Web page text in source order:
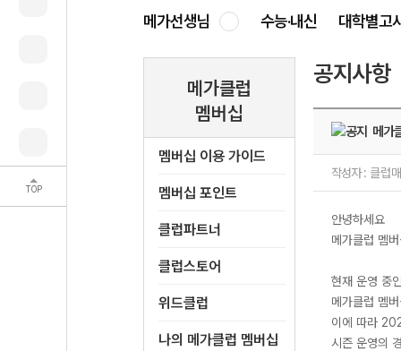
TOP
메가선생님 수능·내신 대학별고
메가클럽
멤버십
멤버십 이용 가이드
멤버십 포인트
클럽파트너
클럽스토어
위드클럽
나의 메가클럽 멤버십
공지사항
메가
작성자 : 클럽
안녕하세요
메가클럽 멤
현재 운영 중
메가클럽 멤
이에 따라
시즌 운영의